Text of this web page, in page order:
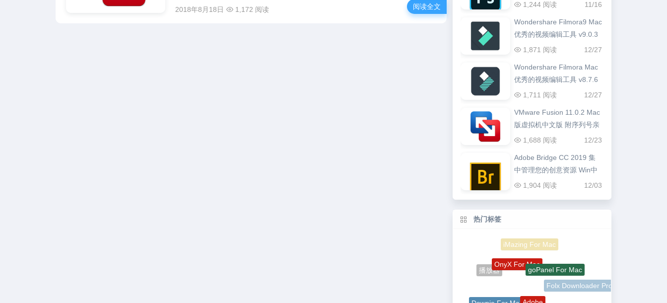
2018年8月18日 1,172 阅读 阅读全文
11/16
1,244 阅读
Wondershare Filmora9 Mac
优秀的视频编辑工具 v9.0.3
12/27
1,871 阅读
Wondershare Filmora Mac
优秀的视频编辑工具 v8.7.6
12/27
1,711 阅读
VMware Fusion 11.0.2 Mac
版虚拟机中文版 附序列号亲
测可用
12/23
1,688 阅读
Adobe Bridge CC 2019 集
中管理您的创意资源 Win中
文版
12/03
1,904 阅读
热门标签
iMazing For Mac
播放器
OnyX For Mac
goPanel For Mac
Folx Downloader Pro
Downie For MacAdobe